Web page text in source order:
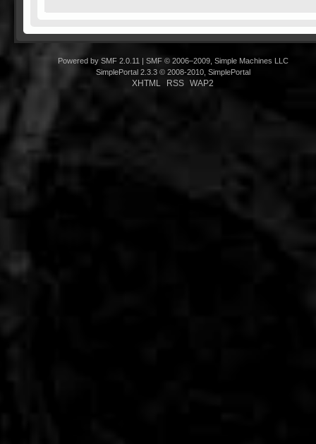
Powered by SMF 2.0.11
SMF © 2006–2009, Simple Machines LLC
SimplePortal 2.3.3 © 2008-2010, SimplePortal
XHTML RSS WAP2